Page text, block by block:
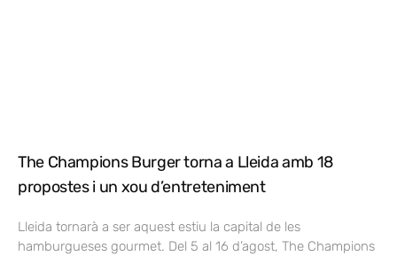
The Champions Burger torna a Lleida amb 18
propostes i un xou d’entreteniment
Lleida tornarà a ser aquest estiu la capital de les
hamburgueses gourmet. Del 5 al 16 d’agost, The Champions